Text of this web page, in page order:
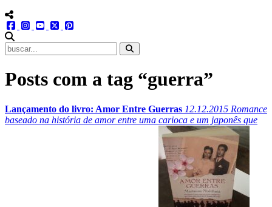
menu redes social
facebookinstagram
youtube
twitter
Posts com a tag “guerra”
Lançamento do livro: Amor Entre Guerras 12.12.2015 Romance
baseado na história de amor entre uma carioca e um japonês que